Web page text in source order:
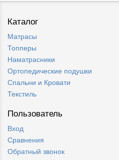
Каталог
Матрасы
Топперы
Наматрасники
Ортопедические подушки
Спальни и Кровати
Текстиль
Пользователь
Вход
Сравнения
Обратный звонок